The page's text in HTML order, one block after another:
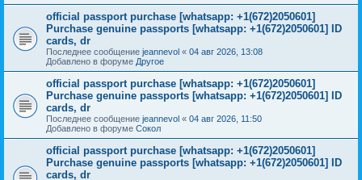
official passport purchase [whatsapp: +1(672)2050601]
Purchase genuine passports [whatsapp: +1(672)2050601] ID
cards, dr
Последнее сообщение jeannevol « 04 авг 2026, 13:08
Добавлено в форуме Другое
official passport purchase [whatsapp: +1(672)2050601]
Purchase genuine passports [whatsapp: +1(672)2050601] ID
cards, dr
Последнее сообщение jeannevol « 04 авг 2026, 11:50
Добавлено в форуме Сокол
official passport purchase [whatsapp: +1(672)2050601]
Purchase genuine passports [whatsapp: +1(672)2050601] ID
cards, dr